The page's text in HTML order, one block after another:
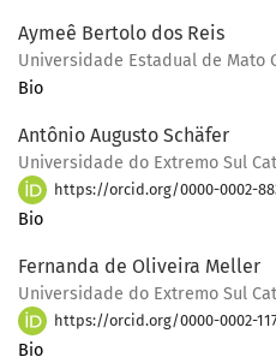
Aymeê Bertolo dos Reis
Universidade Estadual de Mato
Bio
Antônio Augusto Schäfer
Universidade do Extremo Sul
https://orcid.org/0000-0002-
Bio
Fernanda de Oliveira Meller
Universidade do Extremo Sul
https://orcid.org/0000-0002-
Bio